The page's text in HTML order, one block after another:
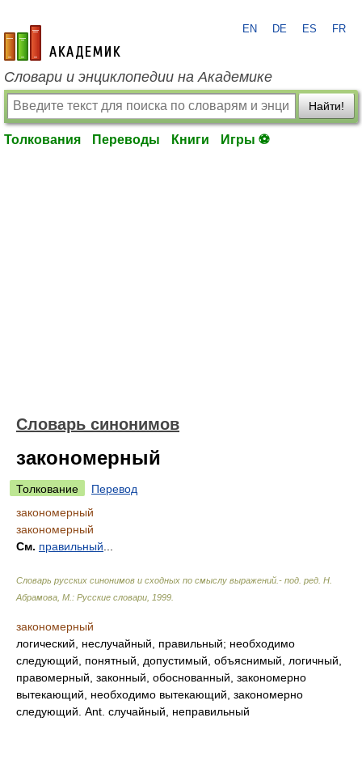
academic.ru
EN DE ES FR
Словари и энциклопедии на Академике
Найти!
Толкования Переводы Книги Игры ⚽
Словарь синонимов
закономерный
Толкование
Перевод
закономерный
закономерный
См. правильный
Словарь русских синонимов и сходных по смыслу выражений.- под. ред. Н.
Абрамова, М.: Русские словари 1999
закономерный
логический, неслучайный, правильный; необходимо
следующий, понятный, допустимый, объяснимый, логичный,
правомерный, законный, обоснованный, закономерно
вытекающий, необходимо вытекающий, закономерно
следующий. Ant. случайный, неправильный